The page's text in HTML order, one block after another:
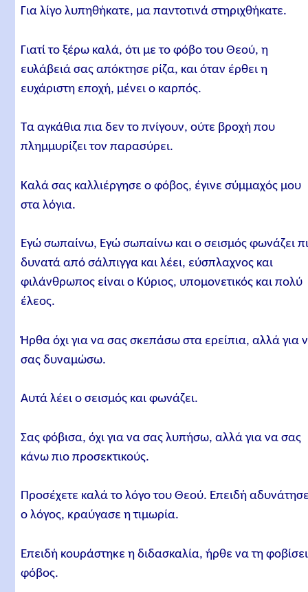
Για λίγο λυπηθήκατε, μα παντοτινά στηριχθήκατε.
Γιατί το ξέρω καλά, ότι με το φόβο του Θεού, η
ευλάβειά σας απόκτησε ρίζα, και όταν έρθει η
ευχάριστη εποχή, μένει ο καρπός.
Τα αγκάθια πια δεν το πνίγουν, ούτε βροχή που
πλημμυρίζει τον παρασύρει.
Καλά σας καλλιέργησε ο φόβος, έγινε σύμμαχός μου
στα λόγια.
Εγώ σωπαίνω, Εγώ σωπαίνω και ο σεισμός φωνάζει
δυνατά από σάλπιγγα και λέει, εύσπλαχνος και
φιλάνθρωπος είναι ο Κύριος, υπομονετικός και πολύ
έλεος.
Ήρθα όχι για να σας σκεπάσω στα ερείπια, αλλά για
σας δυναμώσω.
Αυτά λέει ο σεισμός και φωνάζει.
Σας φόβισα, όχι για να σας λυπήσω, αλλά για να σας
κάνω πιο προσεκτικούς.
Προσέχετε καλά το λόγο του Θεού. Επειδή
ο λόγος, κραύγασε η τιμωρία.
Επειδή κουράστηκε η διδασκαλία, ήρθε να τη
φόβος.